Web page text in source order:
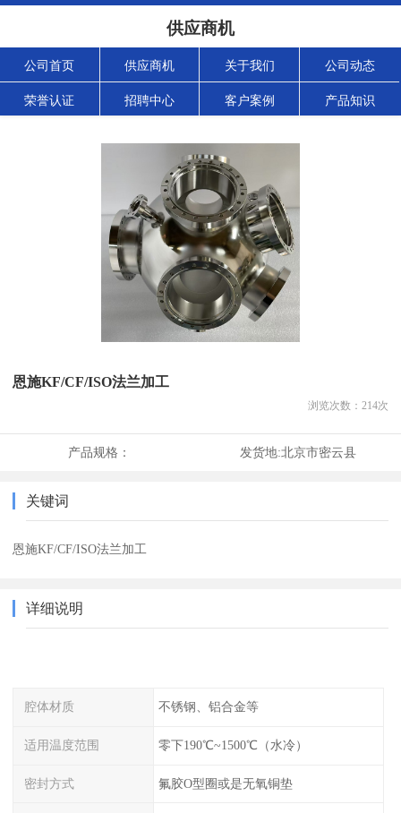
供应商机
公司首页 供应商机 关于我们 公司动态
荣誉认证 招聘中心 客户案例 产品知识
恩施KF/CF/ISO法兰加工
浏览次数： 214次
产品规格： 发货地:北京市密云县
关键词
恩施KF/CF/ISO法兰加工
详细说明
腔体材质 不锈钢、铝合金等
适用温度范围 零下190℃~1500℃（水冷）
密封方式 氟胶O型圈或是无氧铜垫